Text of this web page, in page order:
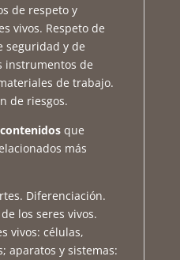
de respeto y
vivos. Respeto de
seguridad y de
instrumentos de
de trabajo.
de riesgos.
contenidosque
más
Diferenciación.
los seres vivos.
vivos: células,
aparatos y sistemas: